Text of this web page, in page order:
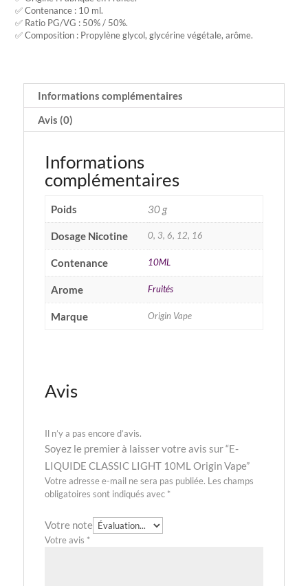
✅ Contenance : 10 ml.
✅ Ratio PG/VG : 50% / 50%.
✅ Composition : Propylène glycol, glycérine végétale, arôme.
Informations complémentaires
Avis (0)
Informations
complémentaires
Poids 30 g
Dosage Nicotine 0, 3, 6, 12, 16
Contenance 10ML
Arome Fruités
Marque Origin Vape
Avis
Il n’y a pas encore d’avis.
Soyez le premier à laisser votre avis sur “E-
LIQUIDE CLASSIC LIGHT 10ML Origin Vape”
Votre adresse e-mail ne sera pas publiée. Les champs
obligatoires sont indiqués avec *
Votre note
Votre avis *